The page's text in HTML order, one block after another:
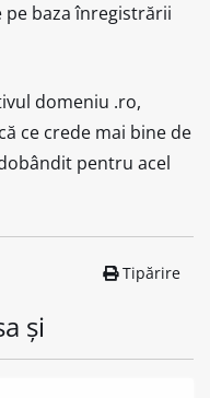
baza înregistrării
domeniu .ro,
ce crede mai bine de
pentru acel
Tipărire
și